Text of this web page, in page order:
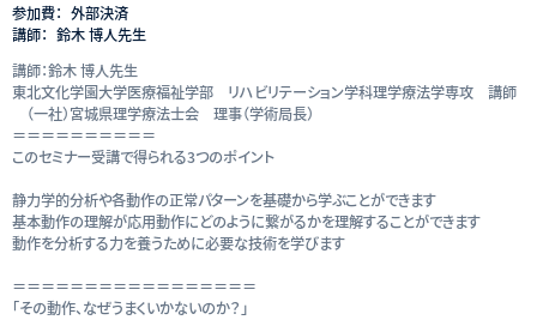
参加費： 外部決済
講師： 鈴木 博人先生
講師：鈴木 博人先生
東北文化学園大学医療福祉学部 リハビリテーション学科理学療法学専攻 講師
（一社）宮城県理学療法士会 理事（学術局長）
＝＝＝＝＝＝＝＝＝＝
このセミナー受講で得られる3つのポイント
静力学的分析や各動作の正常パターンを基礎から学ぶことができます
基本動作の理解が応用動作にどのように繋がるかを理解することができます
動作を分析する力を養うために必要な技術を学びます
＝＝＝＝＝＝＝＝＝＝＝＝＝＝＝＝＝
「その動作、なぜうまくいかないのか？」